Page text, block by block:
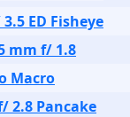
ED Fisheye
mm f/ 1.8
Macro
2.8 Pancake